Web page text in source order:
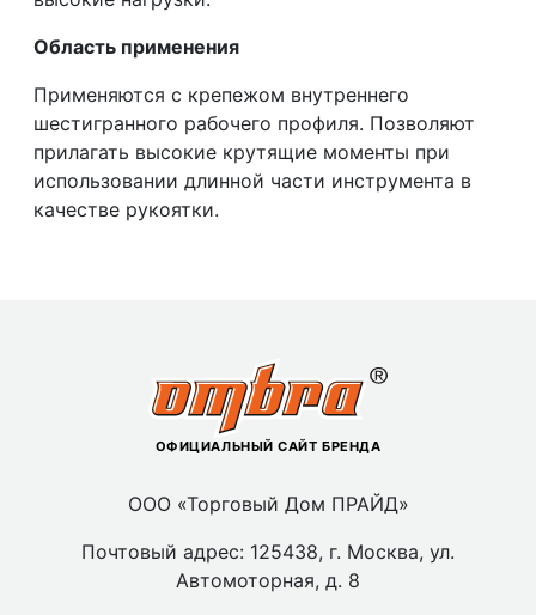
Область применения
Применяются с крепежом внутреннего
шестигранного рабочего профиля. Позволяют
прилагать высокие крутящие моменты при
использовании длинной части инструмента в
качестве рукоятки.
ОФИЦИАЛЬНЫЙ САЙТ БРЕНДА
ООО «Торговый Дом ПРАЙД»
Почтовый адрес: 125438, г. Москва, ул.
Автомоторная, д. 8